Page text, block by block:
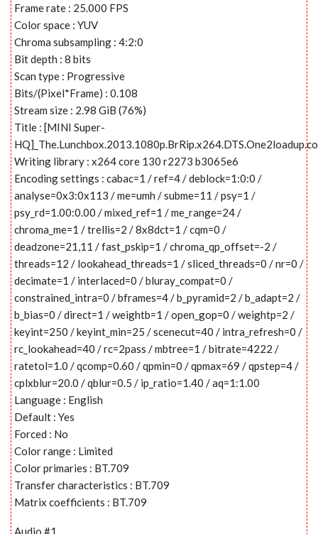
Frame rate : 25.000 FPS
Color space : YUV
Chroma subsampling : 4:2:0
Bit depth : 8 bits
Scan type : Progressive
Bits/(Pixel*Frame) : 0.108
Stream size : 2.98 GiB (76%)
Title : [MINI Super-
Writing library : x264 core 130 r2273 b3065e6
Encoding settings : cabac=1 / ref=4 / deblock=1:0:0 /
analyse=0x3:0x113 / me=umh / subme=11 / psy=1 /
psy_rd=1.00:0.00 / mixed_ref=1 / me_range=24 /
chroma_me=1 / trellis=2 / 8x8dct=1 / cqm=0 /
deadzone=21,11 / fast_pskip=1 / chroma_qp_offset=-2 /
threads=12 / lookahead_threads=1 / sliced_threads=0 / nr=0 /
decimate=1 / interlaced=0 / bluray_compat=0 /
constrained_intra=0 / bframes=4 / b_pyramid=2 / b_adapt=2 /
b_bias=0 / direct=1 / weightb=1 / open_gop=0 / weightp=2 /
keyint=250 / keyint_min=25 / scenecut=40 / intra_refresh=0 /
rc_lookahead=40 / rc=2pass / mbtree=1 / bitrate=4222 /
ratetol=1.0 / qcomp=0.60 / qpmin=0 / qpmax=69 / qpstep=4 /
cplxblur=20.0 / qblur=0.5 / ip_ratio=1.40 / aq=1:1.00
Language : English
Default : Yes
Forced : No
Color range : Limited
Color primaries : BT.709
Transfer characteristics : BT.709
Matrix coefficients : BT.709
Audio #1